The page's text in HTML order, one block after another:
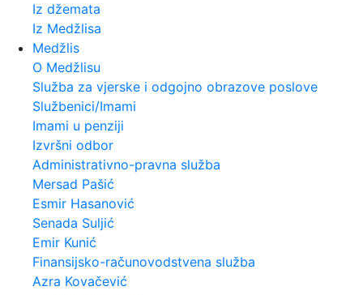
Iz džemata
Iz Medžlisa
Medžlis
O Medžlisu
Služba za vjerske i odgojno obrazove poslove
Službenici/Imami
Imami u penziji
Izvršni odbor
Administrativno-pravna služba
Mersad Pašić
Esmir Hasanović
Senada Suljić
Emir Kunić
Finansijsko-računovodstvena služba
Azra Kovačević